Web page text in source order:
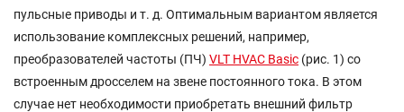
пульсные приводы и т. д. Оптимальным вариантом является
использование комплексных решений, например,
преобразователей частоты (ПЧ) VLT HVAC Basic (рис. 1) со
встроенным дросселем на звене постоянного тока. В этом
случае нет необходимости приобретать внешний фильтр